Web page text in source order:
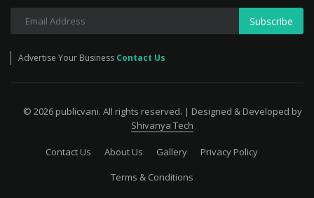
Subscribe
Advertise Your Business Contact Us
© 2026 publicvani. All rights reserved. | Designed & Developed by
Shivanya Tech
Contact Us About Us Gallery
Privacy Policy
Terms & Conditions